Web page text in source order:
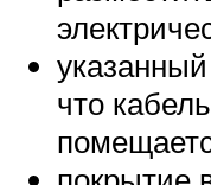
что